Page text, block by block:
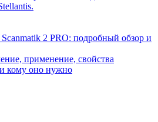
2 PRO: подробный обзор и
применение, свойства
кому оно нужно